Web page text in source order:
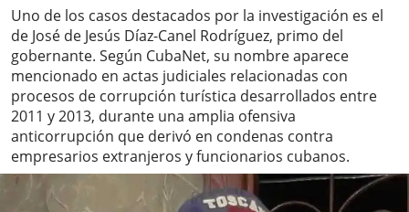
Uno de los casos destacados por la investigación es el
de José de Jesús Díaz-Canel Rodríguez, primo del
gobernante. Según CubaNet, su nombre aparece
mencionado en actas judiciales relacionadas con
procesos de corrupción turística desarrollados entre
2011 y 2013, durante una amplia ofensiva
anticorrupción que derivó en condenas contra
empresarios extranjeros y funcionarios cubanos.